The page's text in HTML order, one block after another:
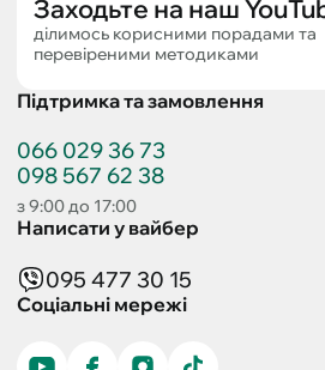
Заходьте на наш
ділимось корисними порадами та
перевіреними методиками
Підтримка та замовлення
066 029 36 73
098 567 62 38
з 9:00 до 17:00
Написати у вайбер
095 477 30 15
Соціальні мережі